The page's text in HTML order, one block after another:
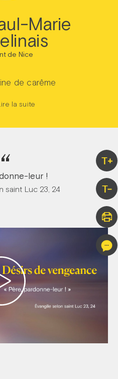
Marie
de Nice
de carême
la suite
T+
T-
“ leur !
saint Luc 23, 24